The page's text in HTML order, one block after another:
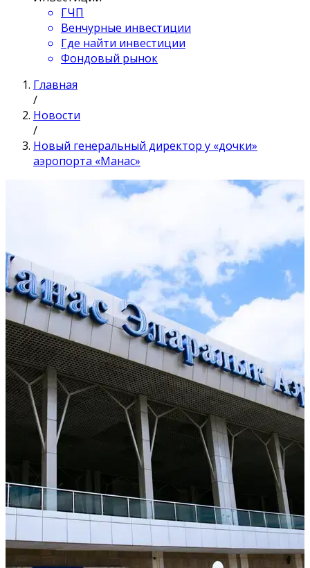
ГЧП
Венчурные инвестиции
Где найти инвестиции
Фондовый рынок
Главная
/
Новости
/
Новый генеральный директор у «дочки»
аэропорта «Манас»